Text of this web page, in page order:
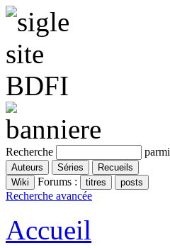
Recherche parmi
Forums :
Recherche avancée
Accueil